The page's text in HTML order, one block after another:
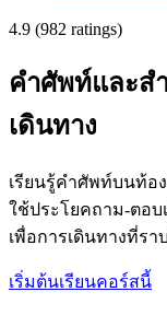
4.9 (982 ratings)
คำศัพท์และส
เดินทาง
เรียนรู้คำศัพท์บนท้อ
ใช้ประโยคถาม-ตอ
เพื่อการเดินทางที่รา
เริ่มต้นเรียนคอร์สนี้